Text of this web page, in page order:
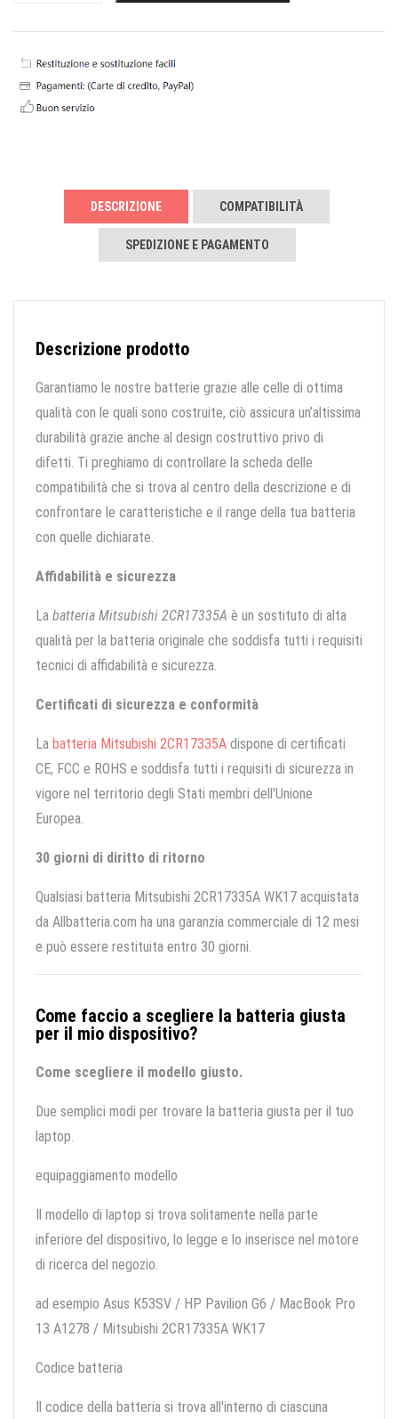
DESCRIZIONE COMPATIBILITÀ
SPEDIZIONE E PAGAMENTO
Descrizione prodotto
Garantiamo le nostre batterie grazie alle celle di ottima
qualità con le quali sono costruite, ciò assicura un’altissima
durabilità grazie anche al design costruttivo privo di
difetti. Ti preghiamo di controllare la scheda delle
compatibilità che si trova al centro della descrizione e di
confrontare le caratteristiche e il range della tua batteria
con quelle dichiarate.
Affidabilità e sicurezza
La batteria Mitsubishi 2CR17335A è un sostituto di alta
qualità per la batteria originale che soddisfa tutti i requisiti
tecnici di affidabilità e sicurezza.
Certificati di sicurezza e conformità
La batteria Mitsubishi 2CR17335A dispone di certificati
CE, FCC e ROHS e soddisfa tutti i requisiti di sicurezza in
vigore nel territorio degli Stati membri dell'Unione
Europea.
30 giorni di diritto di ritorno
Qualsiasi batteria Mitsubishi 2CR17335A WK17 acquistata
da Allbatteria.com ha una garanzia commerciale di 12 mesi
e può essere restituita entro 30 giorni.
Come faccio a scegliere la batteria giusta
per il mio dispositivo?
Come scegliere il modello giusto.
Due semplici modi per trovare la batteria giusta per il tuo
laptop.
equipaggiamento modello
Il modello di laptop si trova solitamente nella parte
inferiore del dispositivo, lo legge e lo inserisce nel motore
di ricerca del negozio.
ad esempio Asus K53SV / HP Pavilion G6 / MacBook Pro
13 A1278 / Mitsubishi 2CR17335A WK17
Codice batteria
Il codice della batteria si trova all'interno di ciascuna